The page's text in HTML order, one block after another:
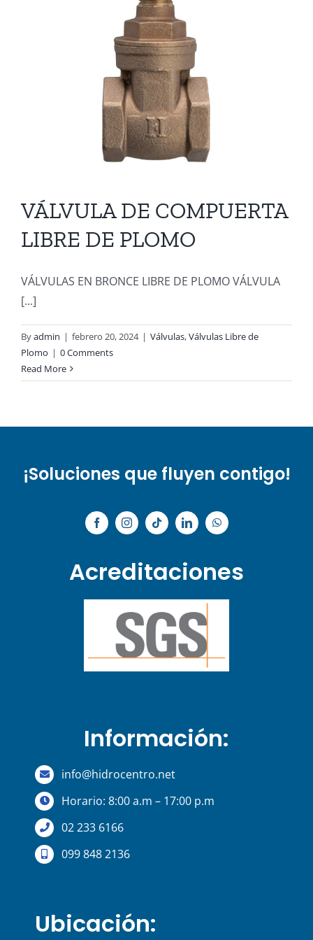
VÁLVULA DE COMPUERTA
LIBRE DE PLOMO
VÁLVULAS EN BRONCE LIBRE DE PLOMO VÁLVULA
[...]
Byadmin | febrero 20, 2024 | Válvulas,Válvulas Libre de
Plomo | 0 Comments
Read More
¡Soluciones que fluyen contigo!
Acreditaciones
Información:
info@hidrocentro.net
Horario: 8:00 a.m – 17:00 p.m
02 233 6166
099 848 2136
Ubicación: